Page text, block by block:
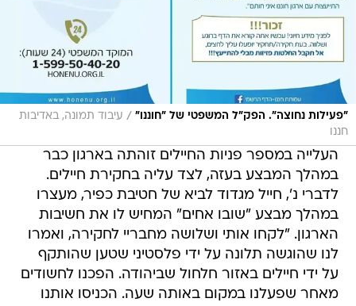
"פעילות נחוצה". הפק"ל המשפטי של "חוננו" / עיבוד תמונה, באדיבות
חננו
העלייה במספר פניות החיילים זוהתה בארגון כבר
במהלך המבצע בעזה, לצד עליה בחקירת חיילים.
לדברי נ', חייל מגדוד לביא של חטיבת כפיר, מעצרו
במהלך מבצע "שובו אחים" המחיש לו את חשיבות
הארגון. "לקחו אותי ושלושה מחבריי לחקירה, ואמרו
לנו שהוגשה תלונה על ידי פלסטיני שטען שהותקף
על ידי חיילים באזור חלחול שביהודה. הפכנו לחשודים
מאחר שפעלנו במקום באותה שעה. הכניסו אותנו